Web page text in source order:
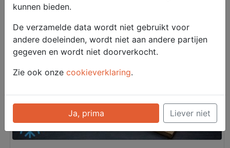
kunnen bieden.
De verzamelde data wordt niet gebruikt voor
andere doeleinden, wordt niet aan andere partijen
gegeven en wordt niet doorverkocht.
Zie ook onze cookieverklaring.
Ja, prima Liever niet